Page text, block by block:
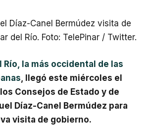
Díaz-Canel Bermúdez visita de
del Río. Foto: TelePinar / Twitter.
Río, la más occidental de las
, llegó este miércoles el
Consejos de Estado y de
Díaz-Canel Bermúdez para
visita de gobierno.